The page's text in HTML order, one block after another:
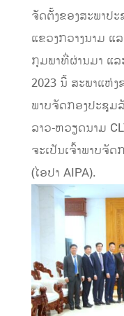
ຈັດຕັ້ງຂອງສະພາປ
ແຂວງກວາງນາມ ແ
ກຸມພາທີ່ຜ່ານມາ ແລ
2023 ນີ້ ສະພາແຫ່ງ
ພາບຈັດກອງປະຊຸມ
ລາວ-ຫວຽດນາມ
ຈະເປັນເຈົ້າພາບຈັ
(ໄອປາ AIPA).